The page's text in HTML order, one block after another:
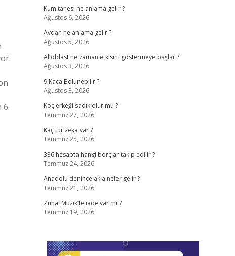
6.
Kum tanesi ne anlama gelir ?
Ağustos 6, 2026
Avdan ne anlama gelir ?
Ağustos 5, 2026
Alloblast ne zaman etkisini göstermeye başlar ?
Ağustos 3, 2026
9 Kaça Bolunebilir ?
Ağustos 3, 2026
Koç erkeği sadık olur mu ?
Temmuz 27, 2026
Kaç tür zeka var ?
Temmuz 25, 2026
336 hesapta hangi borçlar takip edilir ?
Temmuz 24, 2026
Anadolu denince akla neler gelir ?
Temmuz 21, 2026
Zuhal Müzik’te iade var mı ?
Temmuz 19, 2026